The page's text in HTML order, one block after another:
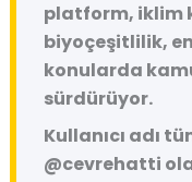
platform, iklim
biyoçeşitlilik,
konularda
sürdürüyor.
Kullanıcı adı
@cevrehatti